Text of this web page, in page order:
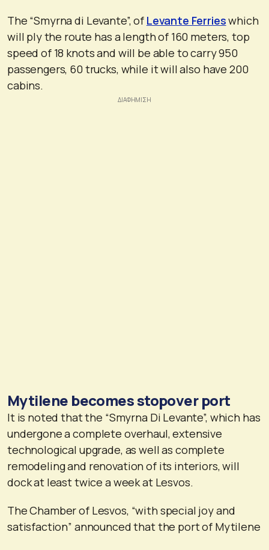
The “Smyrna di Levante”, of Levante Ferrieswhich
will ply the route has a length of 160 meters, top
speed of 18 knots and will be able to carry 950
passengers, 60 trucks, while it will also have 200
cabins.
Mytilene becomes stopover port
It is noted that the “Smyrna Di Levante”, which has
undergone a complete overhaul, extensive
technological upgrade, as well as complete
remodeling and renovation of its interiors, will
dock at least twice a week at Lesvos.
The Chamber of Lesvos, “with special joy and
satisfaction” announced that the port of Mytilene